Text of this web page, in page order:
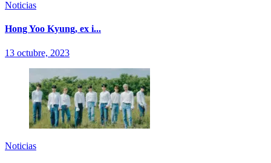
Noticias
Hong Yoo Kyung, ex i...
13 octubre, 2023
Noticias